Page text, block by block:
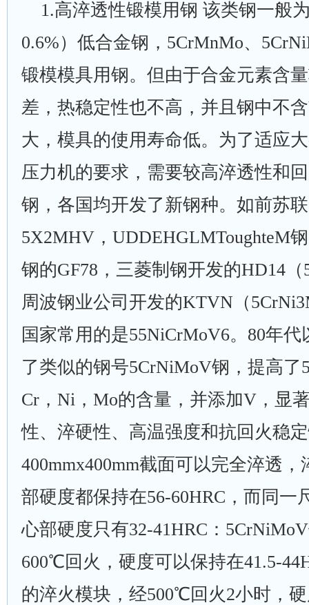
1 .高淬透性锻模用钢 该类钢一般
0.6%）低合金钢，5CrMnMo、
锻模模具用钢。但由于合金元素含
差，热稳定性也不高，并且钢中不
大，模具的使用寿命低。为了适应
压力机的要求，需要较高淬透性和
钢，各国均开发了新钢种。如前苏
5X2MHV，UDDEHGLMToughteM
钢的GF78，三菱制钢开发的HD14
周波钢业公司开发的KTVN（
国家常用的是55NiCrMoV6。80年
了类似的钢号5CrNiMoV钢，提高了
Cr，Ni，Mo的含量，并添加V，显
性、淬硬性、高温强度和抗回火稳
400mmx400mm截面可以完全淬透
部硬度都保持在56-60HRC，而同一
心部硬度只有32-41HRC：
600℃回火，硬度可以保持在41.5-
的淬火模块，经500℃回火2小时，